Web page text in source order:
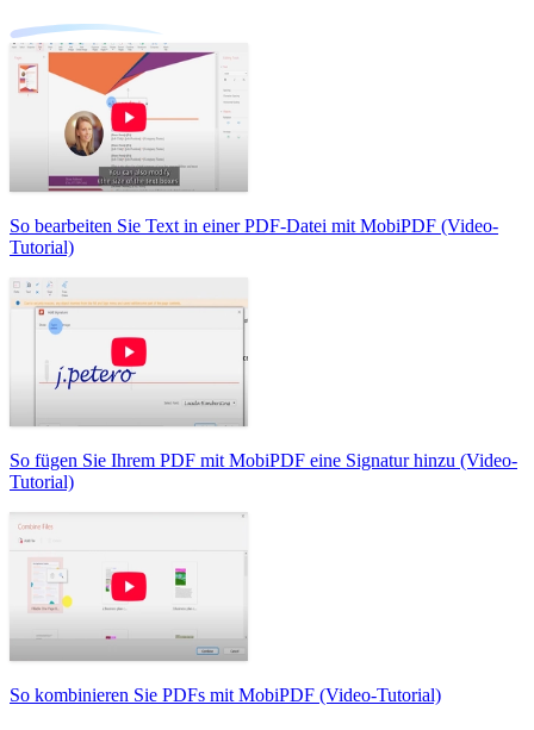
So bearbeiten Sie Text in einer PDF-Datei mit MobiPDF (Video-
Tutorial)
So fügen Sie Ihrem PDF mit MobiPDF eine Signatur hinzu (Video-
Tutorial)
So kombinieren Sie PDFs mit MobiPDF (Video-Tutorial)